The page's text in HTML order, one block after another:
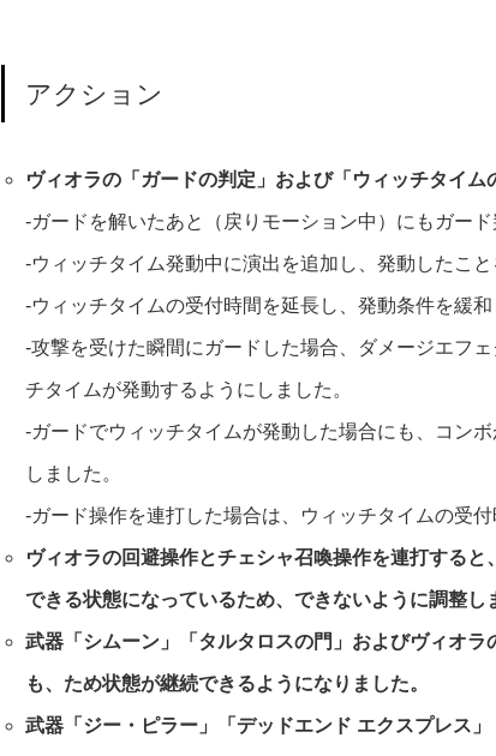
アクション
ヴィオラの「ガードの判定」および「ウィッチタイム
‐ガードを解いたあと（戻りモーション中）にもガード
‐ウィッチタイム発動中に演出を追加し、発動したこと
‐ウィッチタイムの受付時間を延長し、発動条件を緩和
‐攻撃を受けた瞬間にガードした場合、ダメージエフ
チタイムが発動するようにしました。
‐ガードでウィッチタイムが発動した場合にも、コン
しました。
‐ガード操作を連打した場合は、ウィッチタイムの受付
ヴィオラの回避操作とチェシャ召喚操作を連打する
できる状態になっているため、できないように調整し
武器「シムーン」「タルタロスの門」およびヴィオ
も、ため状態が継続できるようになりました。
武器「ジー・ピラー」「デッドエンド エクスプレス